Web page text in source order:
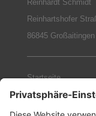
Reinhardt Schmidt
Reinhartshofer
86845 Großaitingen
Startseite
Weingüter
Geschenke-Sets